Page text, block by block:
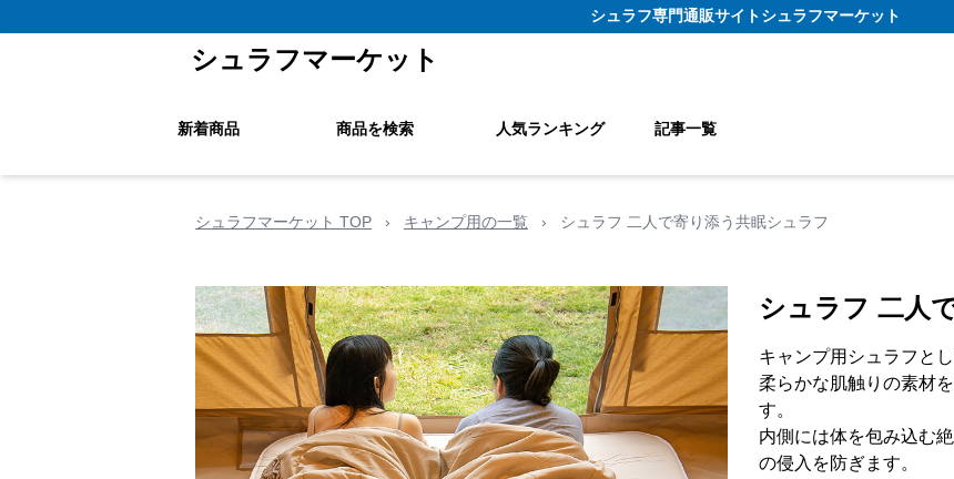
シュラフ専門通販サイトシュラフマーケット
シュラフマーケット
新着商品 商品を検索 人気ランキング 記事一覧
シュラフマーケット TOP › キャンプ用の一覧 › シュラフ 二人で寄り添う共眠シュラフ
シュラフ 二人
キャンプ用シュラフと
柔らかな肌触りの素材
す。
内側には体を包み込む
の侵入を防ぎます。